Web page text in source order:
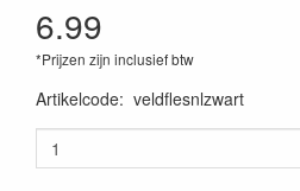
6.99
*Prijzen zijn inclusief btw
Artikelcode: veldflesnlzwart